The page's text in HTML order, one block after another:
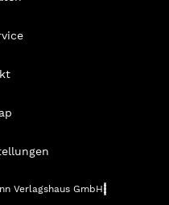
Verlagshaus GmbH